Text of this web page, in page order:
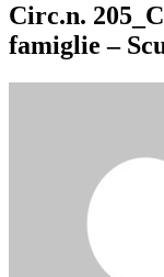
Circ.n.
famiglie –